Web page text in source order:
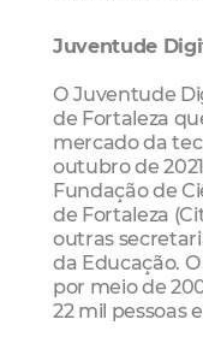
Juventude
O Juventude
de Fortaleza
mercado da
outubro de
Fundação de
de Fortaleza
outras
da Educação.
por meio de
22 mil pessoas